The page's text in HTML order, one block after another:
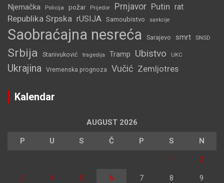
Njemačka Policija požar Prijedor Prnjavor Putin rat
Republika Srpska rUSIJA Samoubistvo sankcije
Saobraćajna nesreća Sarajevo smrt SNSD
Srbija Stanivuković tragedija Tramp Ubistvo UKC
Ukrajina Vremenska prognoza Vučić Zemljotres
Kalendar
AUGUST 2026
P U S Č P S N
1 2
3 4 5 6 7 8 9